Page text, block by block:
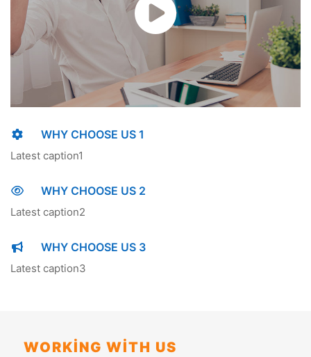
WHY CHOOSE US 1
Latest caption1
WHY CHOOSE US 2
Latest caption2
WHY CHOOSE US 3
Latest caption3
WORKİNG WİTH US